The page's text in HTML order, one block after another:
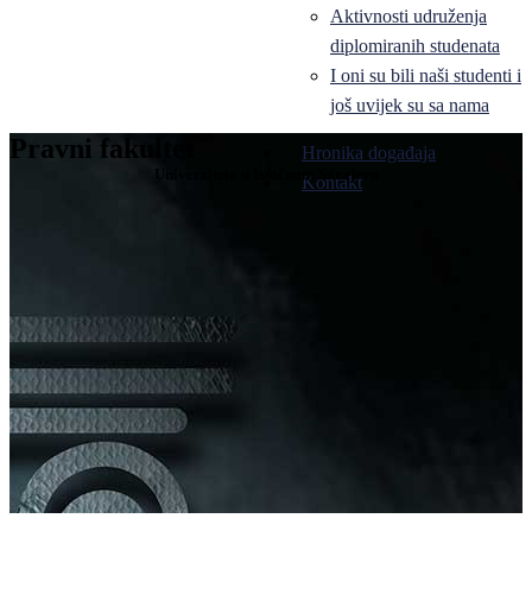
Aktivnosti udruženja
diplomiranih studenata
I oni su bili naši studenti i
još uvijek su sa nama
Hronika događaja
Kontakt
Pravni fakultet
Univerziteta u Istočnom Sarajevu